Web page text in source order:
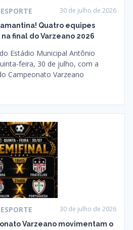
ESPORTE 30 de julho de 2026
Quatro equipes
final do Varzeano 2026
Estádio Municipal Antônio
feira, 30 de julho, com a
Campeonato Varzeano
ESPORTE 30 de julho de 2026
Varzeano movimentam o